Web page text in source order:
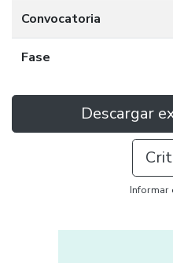
Convocatoria
Fase
Descargar
Informar